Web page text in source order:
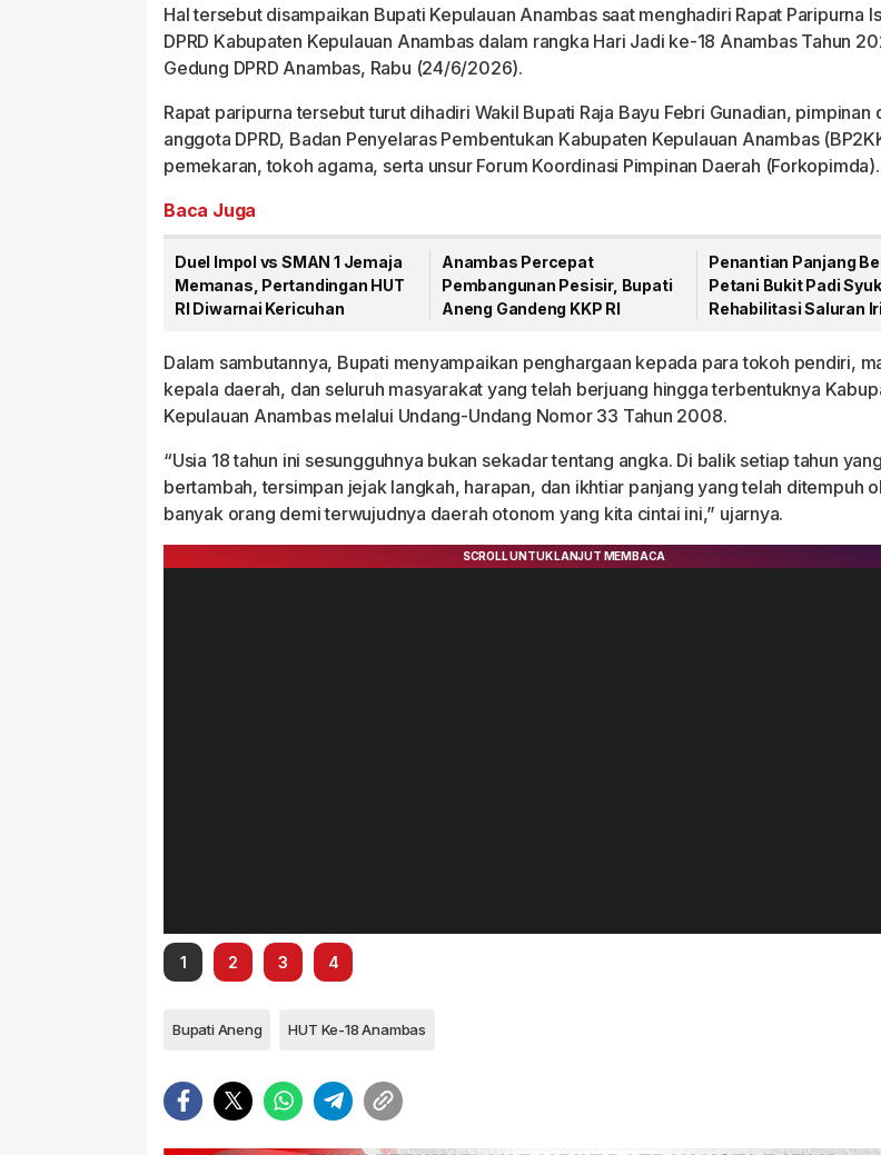
Hal tersebut disampaikan Bupati Kepulauan Anambas saat menghadiri Rapat Paripurna
DPRD Kabupaten Kepulauan Anambas dalam rangka Hari Jadi ke-18 Anambas Tahun
Gedung DPRD Anambas, Rabu (24/6/2026).
Rapat paripurna tersebut turut dihadiri Wakil Bupati Raja Bayu Febri Gunadian, pimpinan
anggota DPRD, Badan Penyelaras Pembentukan Kabupaten Kepulauan Anambas
pemekaran, tokoh agama, serta unsur Forum Koordinasi Pimpinan Daerah (Forkopimda).
Baca Juga
Duel Impol vs SMAN 1 Jemaja
Memanas, Pertandingan HUT
RI Diwarnai Kericuhan
Anambas Percepat
Pembangunan Pesisir, Bupati
Aneng Gandeng KKP RI
Penantian Panjang
Petani Bukit Padi
Rehabilitasi Saluran
Dalam sambutannya, Bupati menyampaikan penghargaan kepada para tokoh pendiri,
kepala daerah, dan seluruh masyarakat yang telah berjuang hingga terbentuknya
Kepulauan Anambas melalui Undang-Undang Nomor 33 Tahun 2008.
“Usia 18 tahun ini sesungguhnya bukan sekadar tentang angka. Di balik setiap tahun yang
bertambah, tersimpan jejak langkah, harapan, dan ikhtiar panjang yang telah ditempuh
banyak orang demi terwujudnya daerah otonom yang kita cintai ini,” ujarnya.
1 2 3 4
Bupati Aneng HUT Ke-18 Anambas